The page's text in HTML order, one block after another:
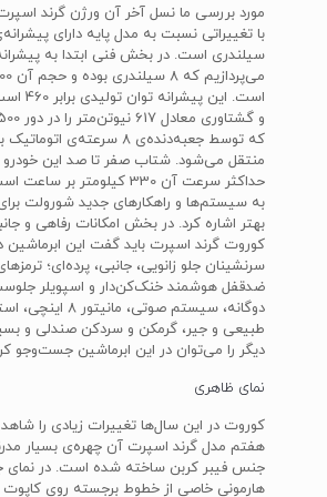
مورد بررسی ما نسل آخر آن ورژن گرند
‌سیلندری است. در بخش فنی ابتدا به
که توسط جعبه‌دنده‌ی 8
حداکثر سرعت آن 330 کیلومتر
به سیستم‌ها و راهکارهای جدید شورولت
بهتر اشاره کرد. در بخش امکانات رفاهی و
کوروت گرند اسپرت باید گفت این ابرماشین
سرنشینان جلو زانویی، جانبی، پرده‌ای؛
ضدقفل هوشمند خنک‌کن‌دار و اسپویلر
دوگانه، سیستم صوتی،
طبیعی و جیر، گرمکن و سردکن صندلی و
دیگر را می‌توان در این ابرماشین جست‌وجو
نمای ظاهری
کوروت در این سال‌ها تغییرات زیادی را
هفتم مدل گرند اسپرت آن چهره‌ی بسیار
جنس فیبر کربن ساخته شده است. در نمای
هارمونی خاصی از خطوط برجسته روی کاپوت